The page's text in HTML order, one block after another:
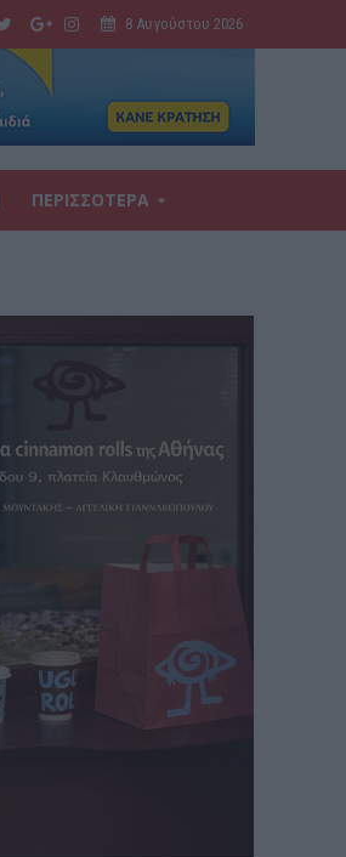
8 Αυγούστου 2026
ΠΕΡΙΣΣΟΤΕΡΑ